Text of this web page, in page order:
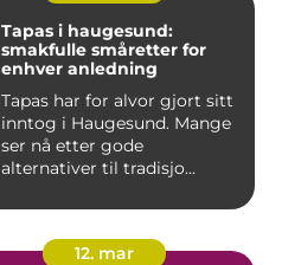
Tapas i haugesund:
smakfulle småretter for
enhver anledning
Tapas har for alvor gjort sitt
inntog i Haugesund. Mange
ser nå etter gode
alternativer til tradisjo...
12. mar